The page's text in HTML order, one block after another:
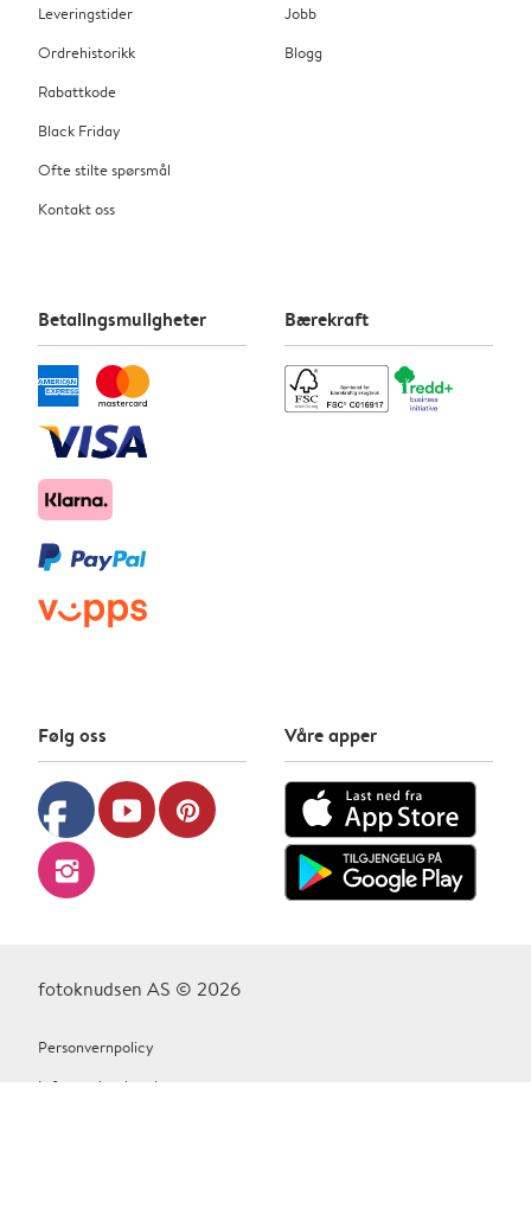
Leveringstider
Ordrehistorikk
Rabattkode
Black Friday
Ofte stilte spørsmål
Kontakt oss
Jobb
Blogg
Betalingsmuligheter Bærekraft
Følg oss
facebook youtube pinterest
instagram
Våre apper
fotoknudsen AS © 2026
Personvernpolicy
Informasjonskapsler